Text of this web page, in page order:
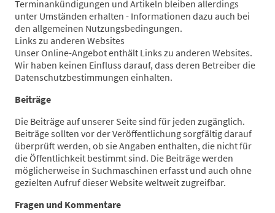
Terminankündigungen und Artikeln bleiben allerdings
unter Umständen erhalten - Informationen dazu auch bei
den allgemeinen Nutzungsbedingungen.
Links zu anderen Websites
Unser Online-Angebot enthält Links zu anderen Websites.
Wir haben keinen Einfluss darauf, dass deren Betreiber die
Datenschutzbestimmungen einhalten.
Beiträge
Die Beiträge auf unserer Seite sind für jeden zugänglich.
Beiträge sollten vor der Veröffentlichung sorgfältig darauf
überprüft werden, ob sie Angaben enthalten, die nicht für
die Öffentlichkeit bestimmt sind. Die Beiträge werden
möglicherweise in Suchmaschinen erfasst und auch ohne
gezielten Aufruf dieser Website weltweit zugreifbar.
Fragen und Kommentare